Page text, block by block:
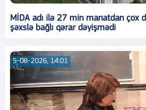
MİDA adı ilə 27 min manatdan çox
şəxslə bağlı qərar dəyişmədi
5-08-2026, 14:01